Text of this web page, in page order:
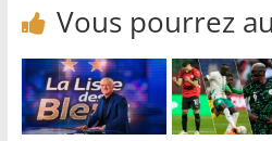
Vous pourrez